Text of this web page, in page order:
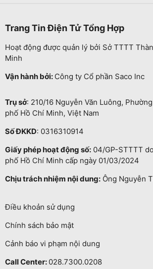
Trang Tin Điện Tử Tổng Hợp
Hoạt động được quản lý bởi Sở TTTT
Minh
Vận hành bởi: Công ty Cổ phần Saco Inc
Trụ sở: 210/16 Nguyễn Văn Luông,
phố Hồ Chí Minh, Việt Nam
Số ĐKKD: 0316310914
Giấy phép hoạt động số: 04/GP-STTTT
phố Hồ Chí Minh cấp ngày 01/03/2024
Chịu trách nhiệm nội dung: Ông Nguyễn
Điều khoản sử dụng
Chính sách bảo mật
Cảnh báo vi phạm nội dung
Call Center: 028.7300.0208